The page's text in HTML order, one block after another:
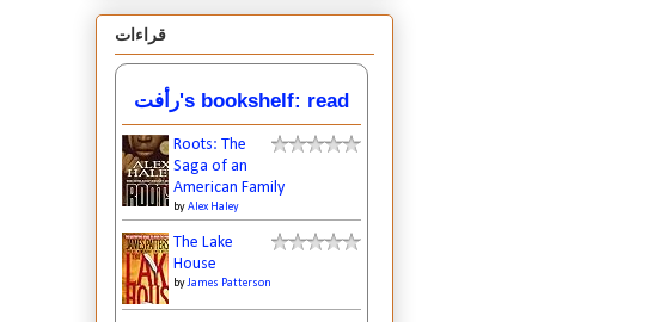
قراءات
رأفت's bookshelf: read
Roots: The
Saga of an
American Family
byAlex Haley
The Lake
House
byJames Patterson